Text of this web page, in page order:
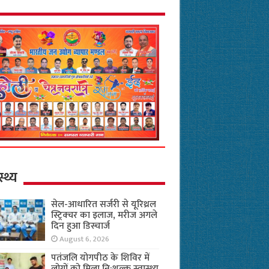
सेल-आधारित सर्जरी से यूरिथ्रल
स्ट्रिक्चर का इलाज, मरीज अगले
दिन हुआ डिस्चार्ज
August 6, 2026
पतंजलि योगपीठ के शिविर में